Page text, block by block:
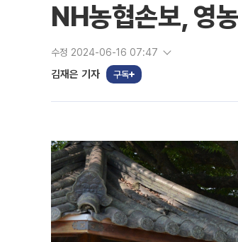
NH농협손보, 영
수정 2024-06-16 07:47
김재은 기자 구독